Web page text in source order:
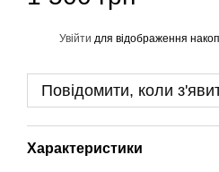
Увійти для відображення
Повідомити, коли
Характеристики